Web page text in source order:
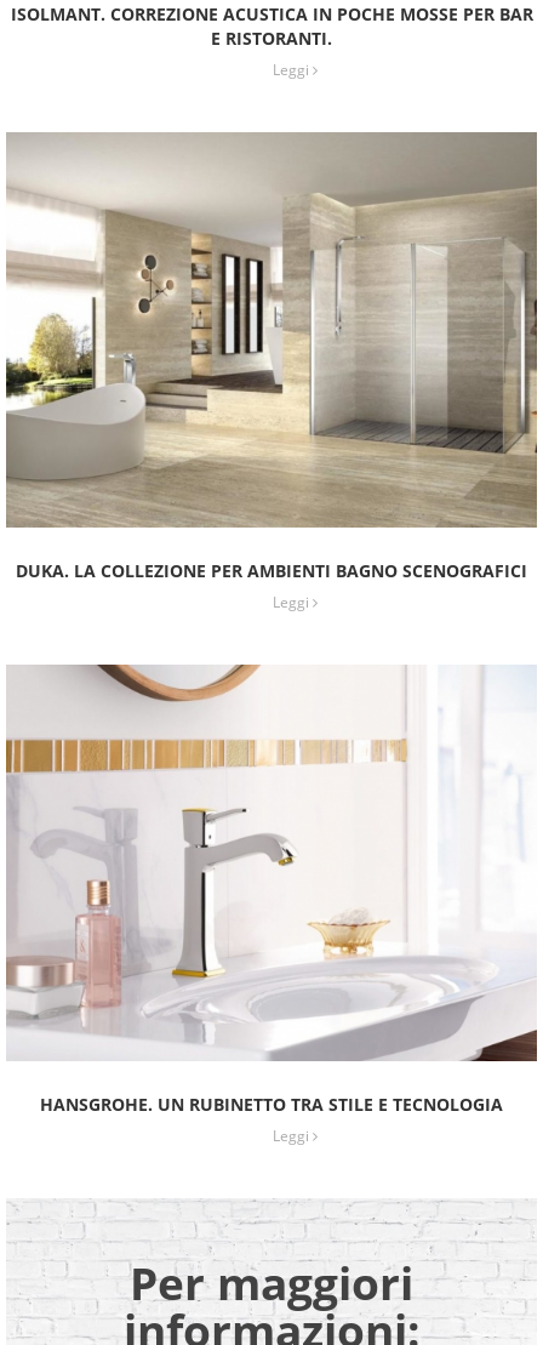
ISOLMANT. CORREZIONE ACUSTICA IN POCHE MOSSE PER BAR
E RISTORANTI.
Leggi
DUKA. LA COLLEZIONE PER AMBIENTI BAGNO SCENOGRAFICI
Leggi
HANSGROHE. UN RUBINETTO TRA STILE E TECNOLOGIA
Leggi
Per maggiori
informazioni: